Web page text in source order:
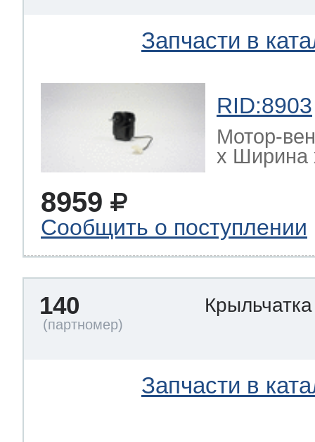
Запчасти в
RID:8903
Мотор-
х Ширина
8959
Сообщить о поступлении
140
Запчасти в